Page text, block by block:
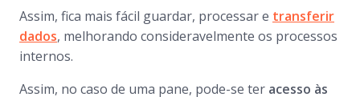
Assim, fica mais fácil guardar, processar e transferir
dados, melhorando consideravelmente os processos
internos.
Assim, no caso de uma pane, pode-se ter acesso às